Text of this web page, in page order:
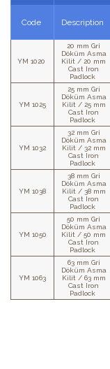
Code Description
YM 1020
20 mm Gri
Döküm Asma
Kilit / 20 mm
Cast Iron
Padlock
YM 1025
25 mm Gri
Döküm Asma
Kilit / 25 mm
Cast Iron
Padlock
YM 1032
32 mm Gri
Döküm Asma
Kilit / 32 mm
Cast Iron
Padlock
YM 1038
38 mm Gri
Döküm Asma
Kilit / 38 mm
Cast Iron
Padlock
YM 1050
50 mm Gri
Döküm Asma
Kilit / 50 mm
Cast Iron
Padlock
YM 1063
63 mm Gri
Döküm Asma
Kilit / 63 mm
Cast Iron
Padlock